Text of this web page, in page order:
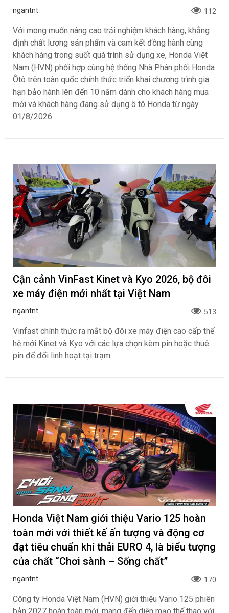
ngantnt 112
Với mong muốn nâng cao trải nghiệm khách hàng, khẳng
định chất lượng sản phẩm và cam kết đồng hành cùng
khách hàng trong suốt quá trình sử dụng xe, Honda Việt
Nam (HVN) phối hợp cùng hệ thống Nhà Phân phối Honda
Ôtô trên toàn quốc chính thức triển khai chương trình gia
hạn bảo hành lên đến 10 năm dành cho khách hàng mua
mới và khách hàng đang sử dụng ô tô Honda từ ngày
01/8/2026.
Cận cảnh VinFast Kinet và Kyo 2026, bộ đôi
xe máy điện mới nhất tại Việt Nam
ngantnt 513
Vinfast chính thức ra mắt bộ đôi xe máy điện cao cấp thế
hệ mới Kinet và Kyo với các lựa chọn kèm pin hoặc thuê
pin để đổi linh hoạt tại trạm.
Honda Việt Nam giới thiệu Vario 125 hoàn
toàn mới với thiết kế ấn tượng và động cơ
đạt tiêu chuẩn khí thải EURO 4, là biểu tượng
của chất “Chơi sành – Sống chất”
ngantnt 170
Công ty Honda Việt Nam (HVN) giới thiệu Vario 125 phiên